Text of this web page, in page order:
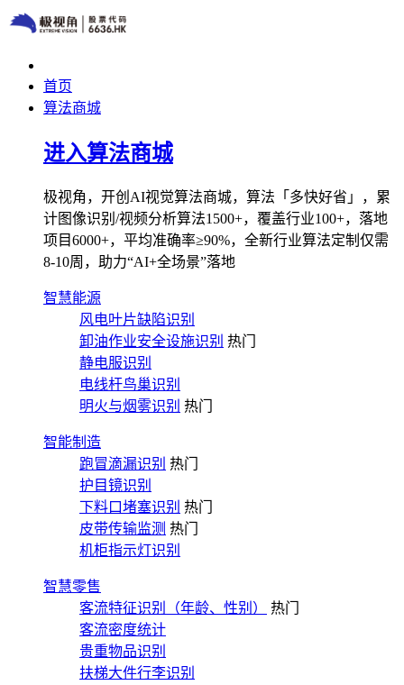
首页
算法商城
进入算法商城
极视角，开创AI视觉算法商城，算法「多快好省」，累
计图像识别/视频分析算法1500+，覆盖行业100+，落地
项目6000+，平均准确率≥90%，全新行业算法定制仅需
8-10周，助力“AI+全场景”落地
智慧能源
风电叶片缺陷识别
卸油作业安全设施识别 热门
静电服识别
电线杆鸟巢识别
明火与烟雾识别 热门
智能制造
跑冒滴漏识别 热门
护目镜识别
下料口堵塞识别 热门
皮带传输监测 热门
机柜指示灯识别
智慧零售
客流特征识别（年龄、性别）
热门
客流密度统计
贵重物品识别
扶梯大件行李识别